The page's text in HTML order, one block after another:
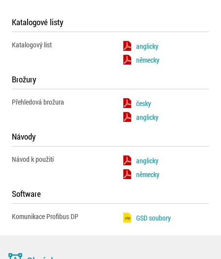
Katalogové listy
Katalogový list
anglicky
německy
Brožury
Přehledová brožura
česky
anglicky
Návody
Návod k použití
anglicky
německy
Software
Komunikace Profibus DP GSD soubory